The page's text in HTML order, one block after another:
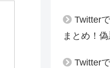
Twitter
まとめ！
Twitter